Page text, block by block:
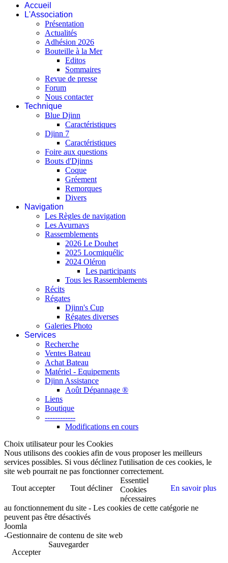
Accueil
L'Association
Présentation
Actualités
Adhésion 2026
Bouteille à la Mer
Editos
Sommaires
Revue de presse
Forum
Nous contacter
Technique
Blue Djinn
Caractéristiques
Djinn 7
Caractéristiques
Foire aux questions
Bouts d'Djinns
Coque
Gréement
Remorques
Divers
Navigation
Les Règles de navigation
Les Avurnavs
Rassemblements
2026 Le Douhet
2025 Locmiquélic
2024 Oléron
Les participants
Tous les Rassemblements
Récits
Régates
Djinn's Cup
Régates diverses
Galeries Photo
Services
Recherche
Ventes Bateau
Achat Bateau
Matériel - Equipements
Djinn Assistance
Août Dépannage ®
Liens
Boutique
------------
Modifications en cours
Choix utilisateur pour les Cookies
Nous utilisons des cookies afin de vous proposer les meilleurs
services possibles. Si vous déclinez l'utilisation de ces cookies, le
site web pourrait ne pas fonctionner correctement.
Tout accepter
Tout décliner En savoir plus
Essentiel
Cookies
nécessaires
au fonctionnement du site - Les cookies de cette catégorie ne
peuvent pas être désactivés
Joomla
-Gestionnaire de contenu de site web
Accepter
Sauvegarder